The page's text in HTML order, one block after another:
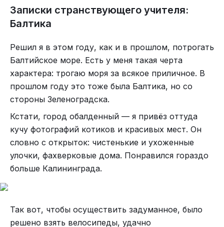
Записки странствующего учителя:
Балтика⁠⁠
Решил я в этом году, как и в прошлом, потрогать
Балтийское море. Есть у меня такая черта
характера: трогаю моря за всякое приличное. В
прошлом году это тоже была Балтика, но со
стороны Зеленоградска.
Кстати, город обалденный — я привёз оттуда
кучу фотографий котиков и красивых мест. Он
словно с открыток: чистенькие и ухоженные
улочки, фахверковые дома. Понравился гораздо
больше Калининграда.
Так вот, чтобы осуществить задуманное, было
решено взять велосипеды, удачно